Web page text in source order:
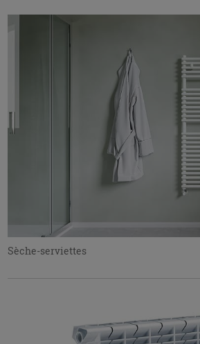
Sèche-serviettes